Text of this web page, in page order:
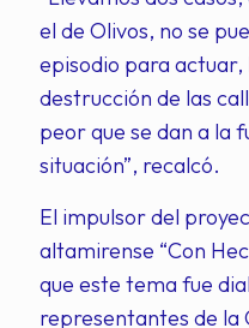
el de Olivos, no se
episodio para actuar,
destrucción de las
peor que se dan a la
situación”, recalcó.
El impulsor del
altamirense “Con
que este tema fue
representantes de la